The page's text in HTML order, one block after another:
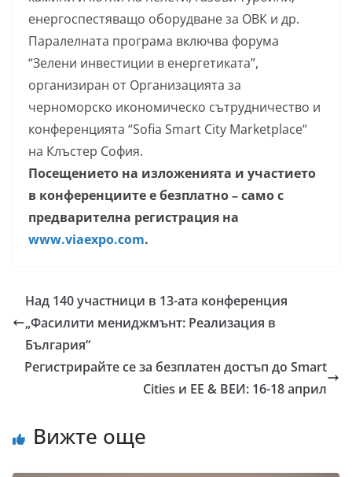
eнергоспестяващо оборудване за ОВК и др.
Паралелната програма включва форума
“Зелени инвестиции в енергетиката”,
организиран от Организацията за
черноморско икономическо сътрудничество и
конференцията “Sofia Smart City Marketplace“
на Клъстер София.
Посещението на изложенията и участието
в конференциите е безплатно – само с
предварителна регистрация на
www.viaexpo.com.
Над 140 участници в 13-ата конференция
„Фасилити мениджмънт: Реализация в
България“
Регистрирайте се за безплатен достъп до Smart
Cities и ЕЕ & ВЕИ: 16-18 април
Вижте още